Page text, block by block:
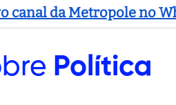
canal da Metropole no
Política